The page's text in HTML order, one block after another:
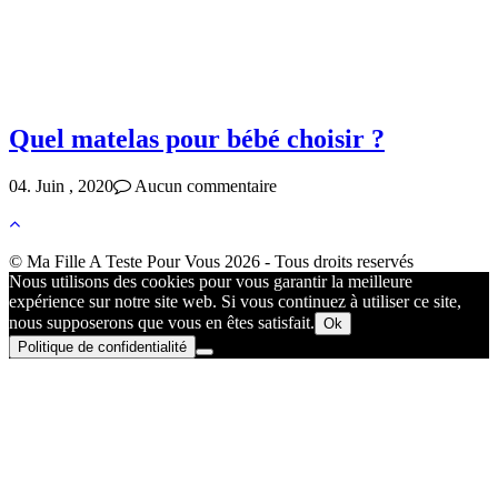
Quel matelas pour bébé choisir ?
04. Juin , 2020 Aucun commentaire
© Ma Fille A Teste Pour Vous 2026 - Tous droits reservés
Nous utilisons des cookies pour vous garantir la meilleure
expérience sur notre site web. Si vous continuez à utiliser ce site,
nous supposerons que vous en êtes satisfait. Ok
Politique de confidentialité